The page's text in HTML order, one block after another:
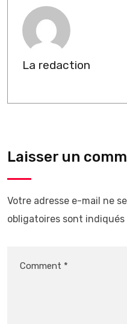
La redaction
Laisser un
Votre adresse e-mail ne
obligatoires sont indiqués